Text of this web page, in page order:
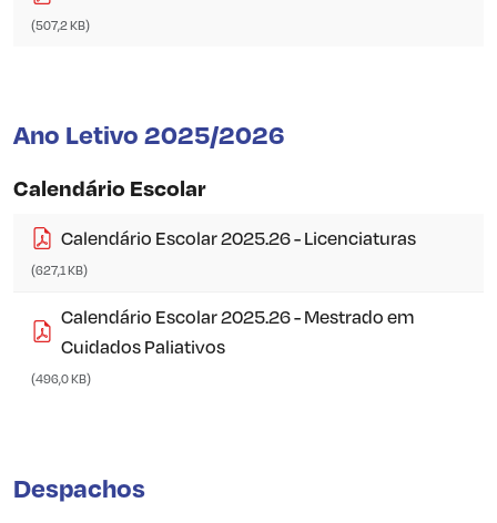
(507,2 KB)
Ano Letivo 2025/2026
Calendário Escolar
Calendário Escolar 2025.26 - Licenciaturas
(627,1 KB)
Calendário Escolar 2025.26 - Mestrado em
Cuidados Paliativos
(496,0 KB)
Despachos